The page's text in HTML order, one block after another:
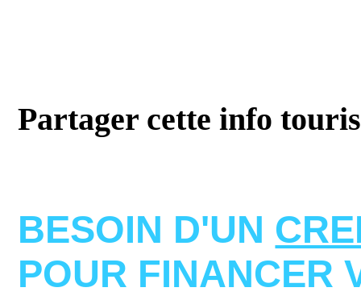
Partager cette info
BESOIN D'UN
POUR FINANCER